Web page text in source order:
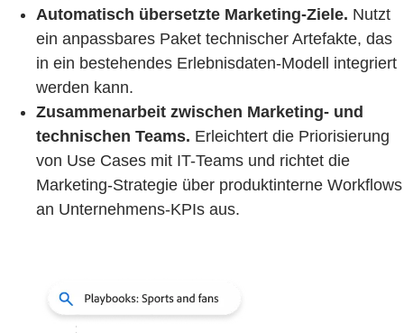
Automatisch übersetzte Marketing-Ziele. Nutzt
ein anpassbares Paket technischer Artefakte, das
in ein bestehendes Erlebnisdaten-Modell integriert
werden kann.
Zusammenarbeit zwischen Marketing- und
technischen Teams. Erleichtert die Priorisierung
von Use Cases mit IT-Teams und richtet die
Marketing-Strategie über produktinterne Workflows
an Unternehmens-KPIs aus.